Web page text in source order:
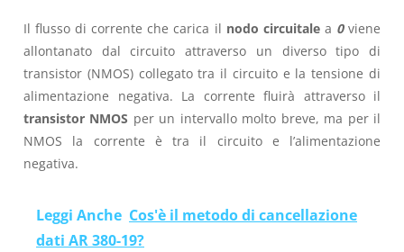
Il flusso di corrente che carica il nodo circuitalea 0 viene
allontanato dal circuito attraverso un diverso tipo di
transistor (NMOS) collegato tra il circuito e la tensione di
alimentazione negativa. La corrente fluirà attraverso il
transistor NMOS per un intervallo molto breve, ma per il
NMOS la corrente è tra il circuito e l’alimentazione
negativa.
Leggi Anche Cos'è il metodo di cancellazione
dati AR 380-19?